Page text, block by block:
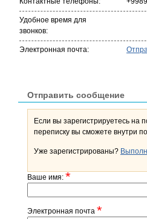
Удобное время для
звонков:
Электронная почта:
Отправить сообщение
Если вы зарегистрируетесь на
Уже зарегистрированы?
Ваше имя: *
Электронная почта *